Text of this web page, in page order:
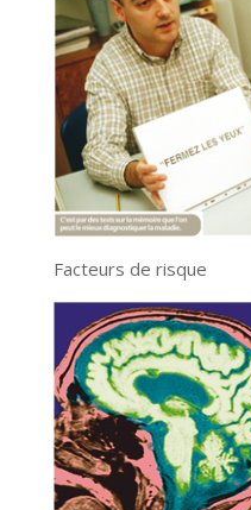
Facteurs de risque